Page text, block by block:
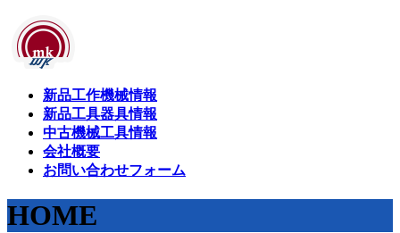
ン
テ
ビ
ゲ
新品工作機械情報
新品工具器具情報
中古機械工具情報
会社概要
お問い合わせフォーム
HOME